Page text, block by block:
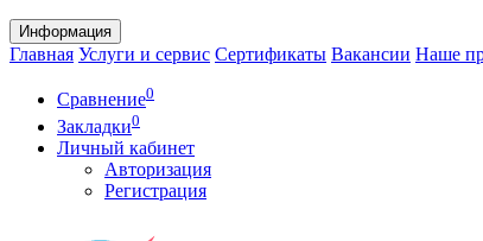
Информация
Главная Услуги и сервис Сертификаты Вакансии Наше
Сравнение0
Закладки0
Личный кабинет
Авторизация
Регистрация